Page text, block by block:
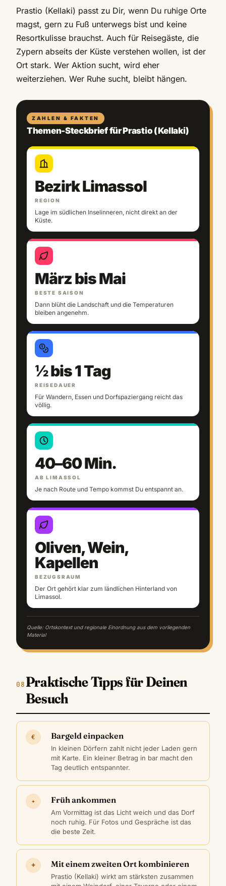
Prastio (Kellaki) passt zu Dir, wenn Du ruhige Orte
magst, gern zu Fuß unterwegs bist und keine
Resortkulisse brauchst. Auch für Reisegäste, die
Zypern abseits der Küste verstehen wollen, ist der
Ort stark. Wer Aktion sucht, wird eher
weiterziehen. Wer Ruhe sucht, bleibt hängen.
ZAHLEN & FAKTEN
Themen-Steckbrief für Prastio (Kellaki)
Bezirk Limassol
REGION
Lage im südlichen Inselinneren, nicht direkt an der
Küste.
März bis Mai
BESTE SAISON
Dann blüht die Landschaft und die Temperaturen
bleiben angenehm.
½ bis 1 Tag
REISEDAUER
Für Wandern, Essen und Dorfspaziergang reicht das
völlig.
40–60 Min.
AB LIMASSOL
Je nach Route und Tempo kommst Du entspannt an.
Oliven, Wein,
Kapellen
BEZUGSRAUM
Der Ort gehört klar zum ländlichen Hinterland von
Limassol.
Quelle: Ortskontext und regionale Einordnung aus dem vorliegenden
Material
Praktische Tipps für Deinen
Besuch
€ Bargeld einpacken
In kleinen Dörfern zahlt nicht jeder Laden gern
mit Karte. Ein kleiner Betrag in bar macht den
Tag deutlich entspannter.
✦ Früh ankommen
Am Vormittag ist das Licht weich und das Dorf
noch ruhig. Für Fotos und Gespräche ist das
die beste Zeit.
+ Mit einem zweiten Ort kombinieren
Prastio (Kellaki) wirkt am stärksten zusammen